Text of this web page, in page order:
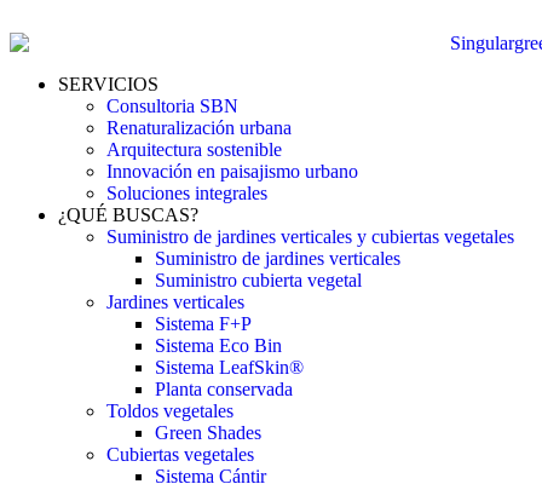
SERVICIOS
Consultoria SBN
Renaturalización urbana
Arquitectura sostenible
Innovación en paisajismo urbano
Soluciones integrales
¿QUÉ BUSCAS?
Suministro de jardines verticales y cubiertas vegetales
Suministro de jardines verticales
Suministro cubierta vegetal
Jardines verticales
Sistema F+P
Sistema Eco Bin
Sistema LeafSkin®
Planta conservada
Toldos vegetales
Green Shades
Cubiertas vegetales
Sistema Cántir